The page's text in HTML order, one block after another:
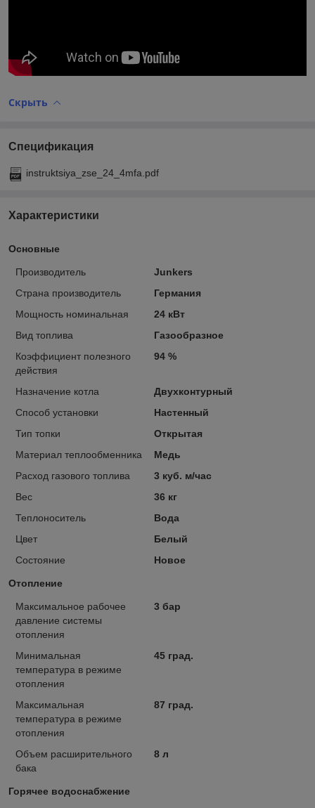
Скрыть
Спецификация
instruktsiya_zse_24_4mfa.pdf
Характеристики
Основные
Производитель
Junkers
Страна производитель
Германия
Мощность номинальная
24 кВт
Вид топлива
Газообразное
Коэффициент полезного
действия
94 %
Назначение котла
Двухконтурный
Способ установки
Настенный
Тип топки
Открытая
Материал теплообменника
Медь
Расход газового топлива
3 куб. м/час
Вес
36 кг
Теплоноситель
Вода
Цвет
Белый
Состояние
Новое
Отопление
Максимальное рабочее
давление системы
отопления
3 бар
Минимальная
температура в режиме
отопления
45 град.
Максимальная
температура в режиме
отопления
87 град.
Объем расширительного
бака
8 л
Горячее водоснабжение